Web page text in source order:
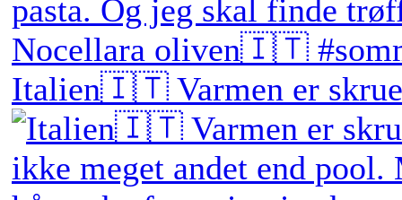
Italien🇮🇹 Varmen er